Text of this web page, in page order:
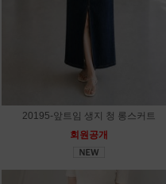
20195-앞트임 생지 청 롱스커트
회원공개